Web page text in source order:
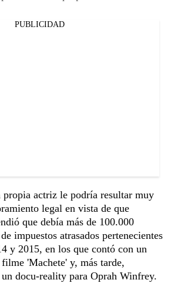
PUBLICIDAD
propia actriz le podría resultar muy
legal en vista de que
que debía más de 100.000
impuestos atrasados pertenecientes
y 2015, en los que contó con un
'Machete' y, más tarde,
docu-reality para Oprah Winfrey.